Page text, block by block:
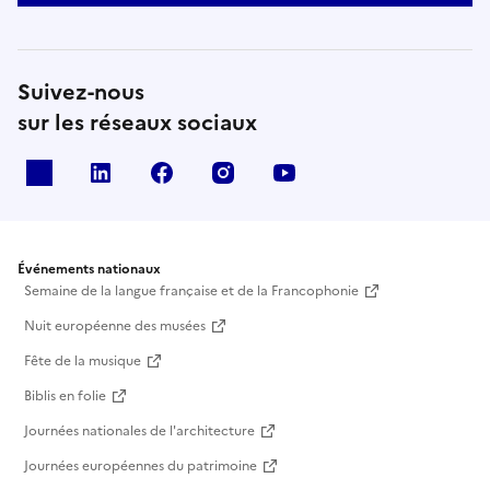
Suivez-nous
sur les réseaux sociaux
Linkedin Facebook Instagram
Événements nationaux
Semaine de la langue française et de la Francophonie
Nuit européenne des musées
Fête de la musique
Biblis en folie
Journées nationales de l'architecture
Journées européennes du patrimoine